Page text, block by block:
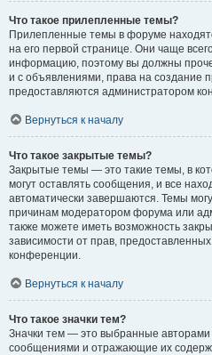
Что такое прилепленные темы?
Прилепленные темы в форуме
на его первой странице. Они чаще
информацию, поэтому вы должны
и с объявлениями, права на создание
предоставляются администратором
Вернуться к началу
Что такое закрытые темы?
Закрытые темы — это такие темы, в
могут оставлять сообщения, и все
автоматически завершаются. Темы
причинам модератором форума или
также можете иметь возможность
зависимости от прав,
конференции.
Вернуться к началу
Что такое значки тем?
Значки тем — это выбранные
сообщениями и отражающие их